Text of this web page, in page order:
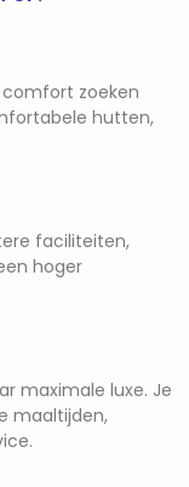
comfort zoeken
hutten,
faciliteiten,
hoger
maximale luxe. Je
maaltijden,